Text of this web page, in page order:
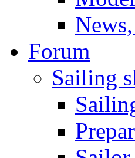
Forum
Sailing